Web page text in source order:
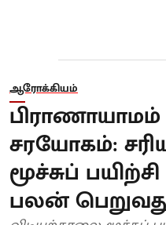
ஆரோக்கியம்
பிராணாயாமம்
சரயோகம்:
மூச்சுப்
பலன் பெறுவது